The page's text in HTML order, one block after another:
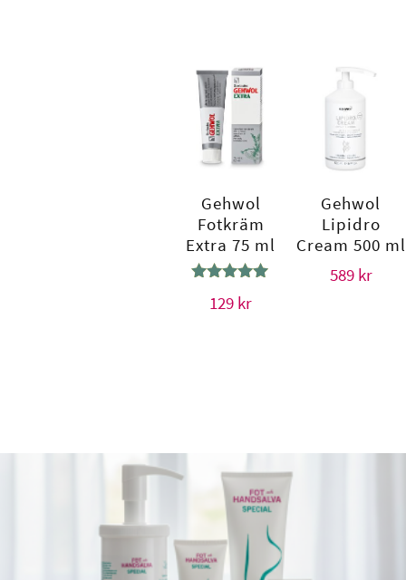
Gehwol
Fotkräm
Extra 75 ml
5.00
129 kr
Gehwol
Lipidro
Cream 500 ml
589 kr